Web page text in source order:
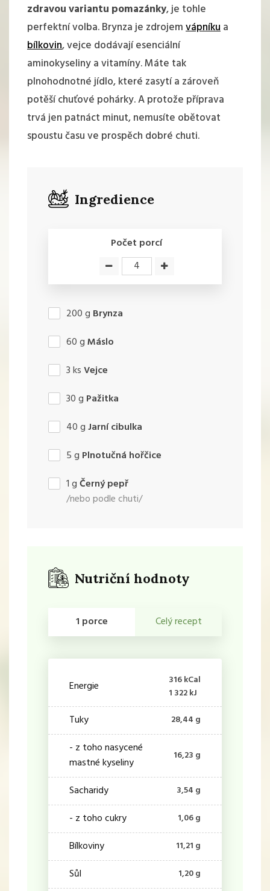
zdravou variantu pomazánky, je tohle
perfektní volba. Brynza je zdrojemvápníkua
bílkovin, vejce dodávají esenciální
aminokyseliny a vitamíny. Máte tak
plnohodnotné jídlo, které zasytí a zároveň
potěší chuťové pohárky. A protože příprava
trvá jen patnáct minut, nemusíte obětovat
spoustu času ve prospěch dobré chuti.
Ingredience
Počet porcí
200g Brynza
60gMáslo
3ksVejce
30g Pažitka
40gJarní cibulka
5g Plnotučná hořčice
1gČerný pepř
/nebo podle chuti/
Nutriční hodnoty
1 porce Celý recept
Energie
316 kCal
1 322 kJ
Tuky 28,44 g
- z toho nasycené
mastné kyseliny
16,23 g
Sacharidy 3,54 g
- z toho cukry 1,06 g
Bílkoviny 11,21 g
Sůl 1,20 g